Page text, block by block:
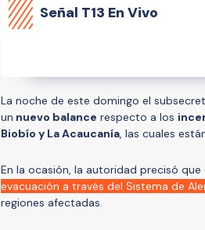
Señal T13 En Vivo
La noche de este domingo el
un nuevo balance respecto a los
Biobío y La Acaucanía, las cuales
En la ocasión, la autoridad precisó
evacuación a través del Sistema de
regiones afectadas.